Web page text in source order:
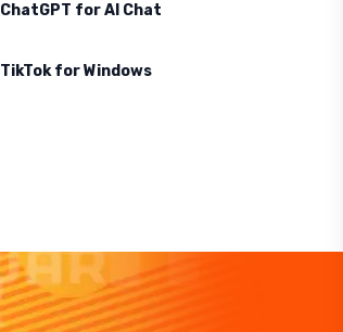
ChatGPT for AI Chat
TikTok for Windows